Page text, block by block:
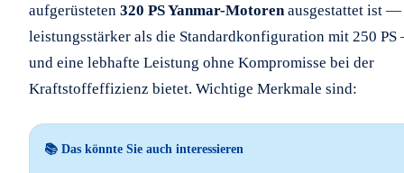
aufgerüsteten 320 PS Yanmar-Motorenausgestattet ist —
leistungsstärker als die Standardkonfiguration mit 250
und eine lebhafte Leistung ohne Kompromisse bei der
Kraftstoffeffizienz bietet. Wichtige Merkmale sind:
📚 Das könnte Sie auch interessieren